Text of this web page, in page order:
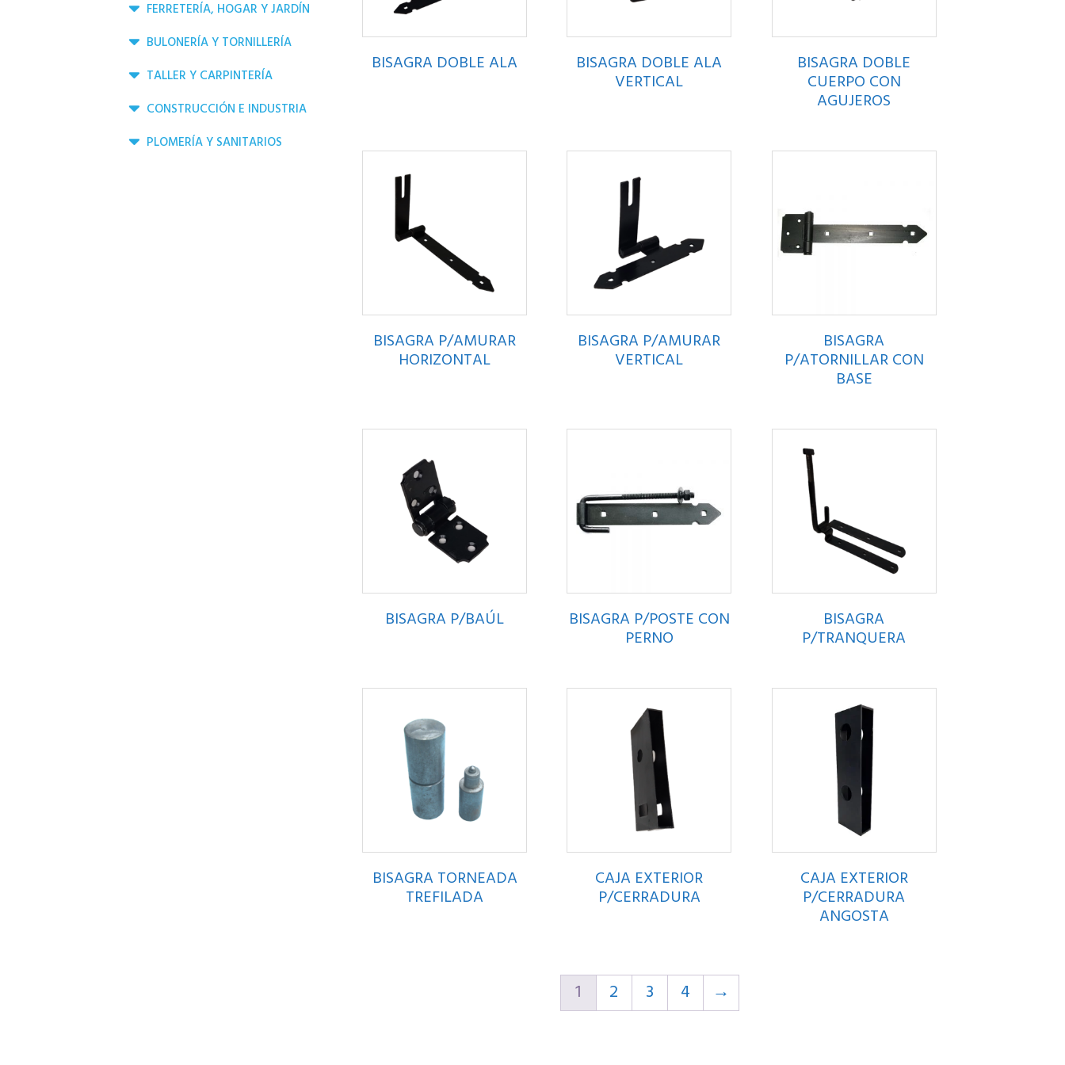
BISAGRA DOBLE ALA BISAGRA DOBLE ALA
VERTICAL
BISAGRA DOBLE
CUERPO CON
AGUJEROS
BISAGRA P/AMURAR
HORIZONTAL
BISAGRA P/AMURAR
VERTICAL
BISAGRA
P/ATORNILLAR CON
BASE
BISAGRA P/BAÚL BISAGRA P/POSTE CON
PERNO
BISAGRA
P/TRANQUERA
BISAGRA TORNEADA
TREFILADA
CAJA EXTERIOR
P/CERRADURA
CAJA EXTERIOR
P/CERRADURA
ANGOSTA
1 2 3 4 →
FERRETERÍA, HOGAR Y JARDÍN
BULONERÍA Y TORNILLERÍA
TALLER Y CARPINTERÍA
CONSTRUCCIÓN E INDUSTRIA
PLOMERÍA Y SANITARIOS